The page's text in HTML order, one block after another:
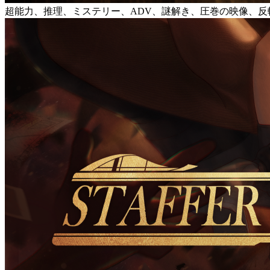
超能力、推理、ミステリー、ADV、謎解き、圧巻の映像、反